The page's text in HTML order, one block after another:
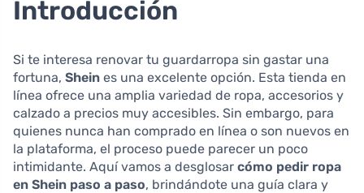
Introducción
Si te interesa renovar tu guardarropa sin gastar una
fortuna, Shein es una excelente opción. Esta tienda en
línea ofrece una amplia variedad de ropa, accesorios y
calzado a precios muy accesibles. Sin embargo, para
quienes nunca han comprado en línea o son nuevos en
la plataforma, el proceso puede parecer un poco
intimidante. Aquí vamos a desglosar cómo pedir ropa
en Shein paso a paso, brindándote una guía clara y